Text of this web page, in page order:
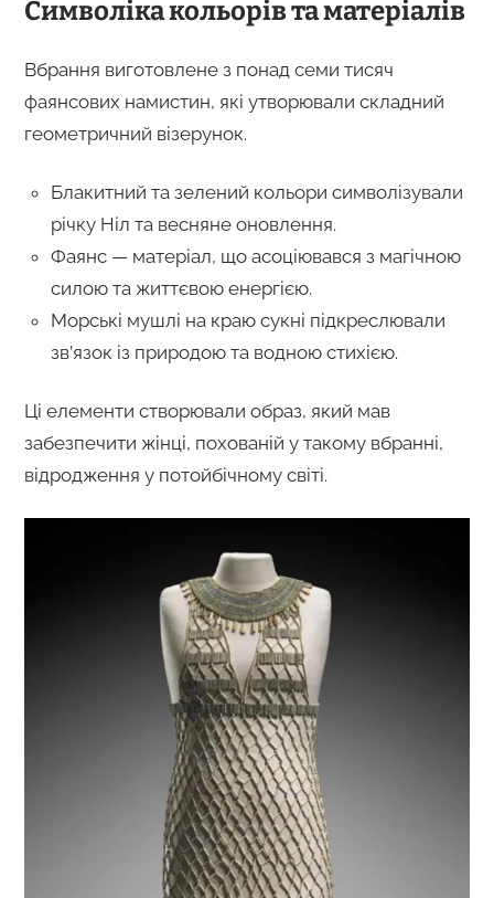
Символіка кольорів та матеріалів
Вбрання виготовлене з понад семи тисяч
фаянсових намистин, які утворювали складний
геометричний візерунок.
Блакитний та зелений кольори символізували
річку Ніл та весняне оновлення.
Фаянс — матеріал, що асоціювався з магічною
силою та життєвою енергією.
Морські мушлі на краю сукні підкреслювали
зв’язок із природою та водною стихією.
Ці елементи створювали образ, який мав
забезпечити жінці, похованій у такому вбранні,
відродження у потойбічному світі.